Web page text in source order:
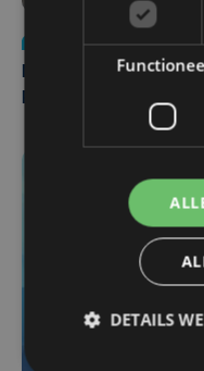
Nieuws
di 4
Man en vrouw dood
DETAILS